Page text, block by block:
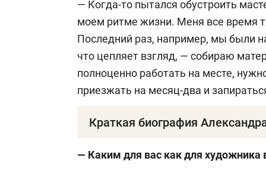
— Когда-то пытался обустроить
моем ритме жизни. Меня все время
Последний раз, например, мы были
что цепляет взгляд, — собираю
полноценно работать на месте,
приезжать на месяц-два и
Краткая биография
Душанбе) Таджикской ССР. В 1971-м
— Каким для вас как для художника